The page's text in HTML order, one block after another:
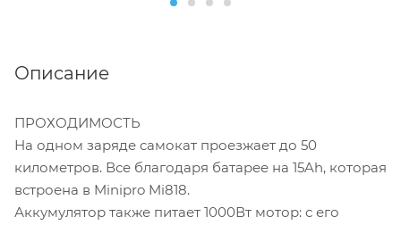
Описание
ПРОХОДИМОСТЬ
На одном заряде самокат проезжает до 50
километров. Все благодаря батарее на 15Ah, которая
встроена в Minipro Mi818.
Аккумулятор также питает 1000Вт мотор: с его